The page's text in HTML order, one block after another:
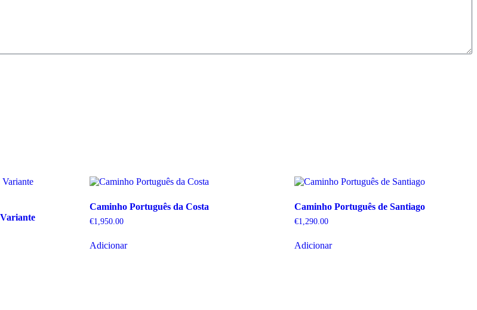
Caminho Português da Costa
€1,950.00
Adicionar
Caminho Português de Santiago
€1,290.00
Adicionar